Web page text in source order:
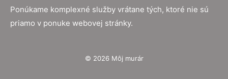
Ponúkame komplexné služby vrátane tých, ktoré nie sú
priamo v ponuke webovej stránky.
© 2026 Môj murár